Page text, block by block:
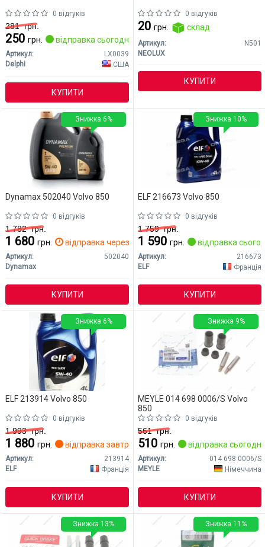
0 відгуків
281грн.
250 грн. відправка сьогодні
Артикул:
LX0039
Delphi
США
КУПИТИ
0 відгуків
20 грн. склад
Артикул:
N501
NEOLUX
КУПИТИ
Dynamax 502040 Volvo 850
0 відгуків
1 782грн.
1 680 грн. відправка через 2 дн.
Артикул:
502040
Dynamax
КУПИТИ
Знижка 6%
ELF 216673 Volvo 850
0 відгуків
1 759грн.
1 590 грн. відправка
Артикул:
216673
ELF
Франція
КУПИТИ
Знижка 10%
ELF 213914 Volvo 850
0 відгуків
1 993грн.
1 880 грн. відправка завтра
Артикул:
213914
ELF
Франція
КУПИТИ
Знижка 6%
MEYLE 014 698 0006/S Volvo
850
0 відгуків
561грн.
510 грн. відправка сьогодні
Артикул:
014 698 0006/S
MEYLE
Німеччина
КУПИТИ
Знижка 9%
Знижка 13% Знижка 11%